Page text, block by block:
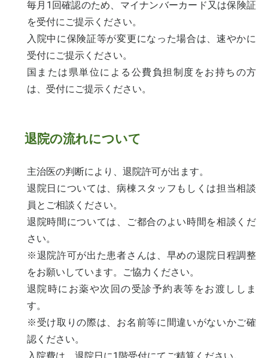
毎月1回確認のため、マイナンバーカード又は保険証
を受付にご提示ください。
入院中に保険証等が変更になった場合は、速やかに
受付にご提示ください。
国または県単位による公費負担制度をお持ちの方
は、受付にご提示ください。
退院の流れについて
主治医の判断により、退院許可が出ます。
退院日については、病棟スタッフもしくは担当相談
員とご相談ください。
退院時間については、ご都合のよい時間を相談くだ
さい。
※退院許可が出た患者さんは、早めの退院日程調整
をお願いしています。ご協力ください。
退院時にお薬や次回の受診予約表等をお渡ししま
す。
※受け取りの際は、お名前等に間違いがないかご確
認ください。